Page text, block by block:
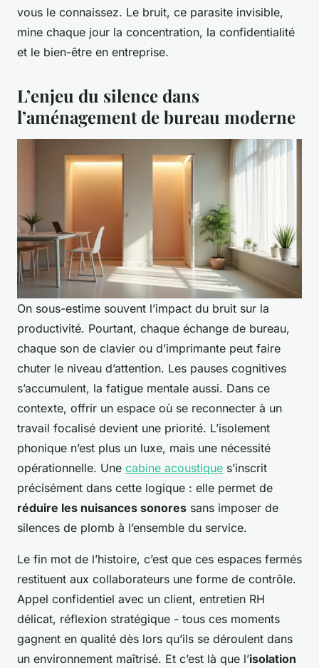
vous le connaissez. Le bruit, ce parasite invisible,
mine chaque jour la concentration, la confidentialité
et le bien-être en entreprise.
L’enjeu du silence dans
l’aménagement de bureau moderne
On sous-estime souvent l’impact du bruit sur la
productivité. Pourtant, chaque échange de bureau,
chaque son de clavier ou d’imprimante peut faire
chuter le niveau d’attention. Les pauses cognitives
s’accumulent, la fatigue mentale aussi. Dans ce
contexte, offrir un espace où se reconnecter à un
travail focalisé devient une priorité. L’isolement
phonique n’est plus un luxe, mais une nécessité
opérationnelle. Une cabine acoustique s’inscrit
précisément dans cette logique : elle permet de
réduire les nuisances sonores sans imposer de
silences de plomb à l’ensemble du service.
Le fin mot de l’histoire, c’est que ces espaces fermés
restituent aux collaborateurs une forme de contrôle.
Appel confidentiel avec un client, entretien RH
délicat, réflexion stratégique - tous ces moments
gagnent en qualité dès lors qu’ils se déroulent dans
un environnement maîtrisé. Et c’est là que l’isolation